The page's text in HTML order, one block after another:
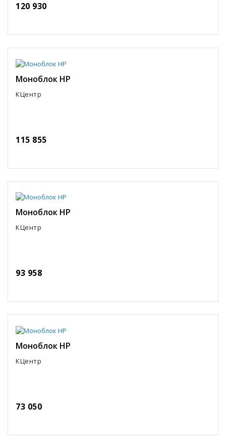
120 930
Моноблок HP
КЦентр
115 855
Моноблок HP
КЦентр
93 958
Моноблок HP
КЦентр
73 050